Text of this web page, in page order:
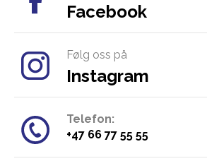
Facebook
Følg oss på
Instagram
Telefon:
​+47 66 77 55 55